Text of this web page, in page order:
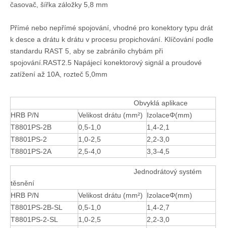
HRB Automotive Terminal Zásuvka, časovač, šířka záložky 5,8 mm
časovač, šířka záložky 5,8 mm
Přímé nebo nepřímé spojování, vhodné pro konektory typu drát
k desce a drátu k drátu v procesu propichování. Klíčování podle
standardu RAST 5, aby se zabránilo chybám při
spojování.RAST2.5 Napájecí konektorový signál a proudové
zatížení až 10A, rozteč 5,0mm
Obvyklá aplikace
HRB P/N
Velikost drátu (mm²)
IzolaceΦ(mm)
T8801PS-2B
0,5-1,0
1,4-2,1
T8801PS-2
1,0-2,5
2,2-3,0
T8801PS-2A
2,5-4,0 3,3-4,5
Jednodrátový systém
těsnění
HRB P/N
Velikost drátu (mm²)
IzolaceΦ(mm)
T8801PS-2B-SL
0,5-1,0
1,4-2,7
T8801PS-2-SL
1,0-2,5
2,2-3,0